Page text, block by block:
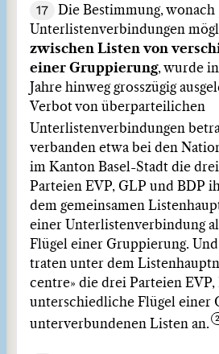
17
Die Bestimmung, wonach
Unterlistenverbindungen
zwischen Listen von
einer Gruppierung, wurde
Jahre hinweg grosszügig
Verbot von überparteilichen
Unterlistenverbindungen
verbanden etwa bei den
im Kanton Basel-Stadt die
Parteien EVP, GLP und BDP
dem gemeinsamen
einer Unterlistenverbindung
Flügel einer Gruppierung.
traten unter dem
centre» die drei Parteien EVP,
unterschiedliche Flügel einer
unterverbundenen Listen an.